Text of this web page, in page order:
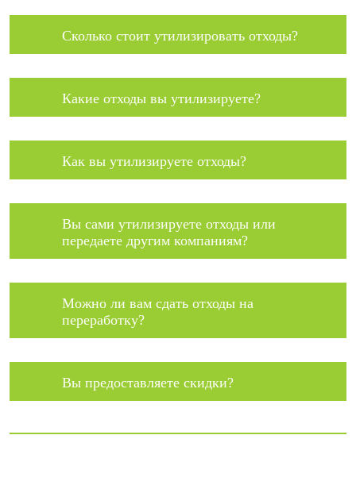
Сколько стоит утилизировать отходы?
Какие отходы вы утилизируете?
Как вы утилизируете отходы?
Вы сами утилизируете отходы или
передаете другим компаниям?
Можно ли вам сдать отходы на
переработку?
Вы предоставляете скидки?